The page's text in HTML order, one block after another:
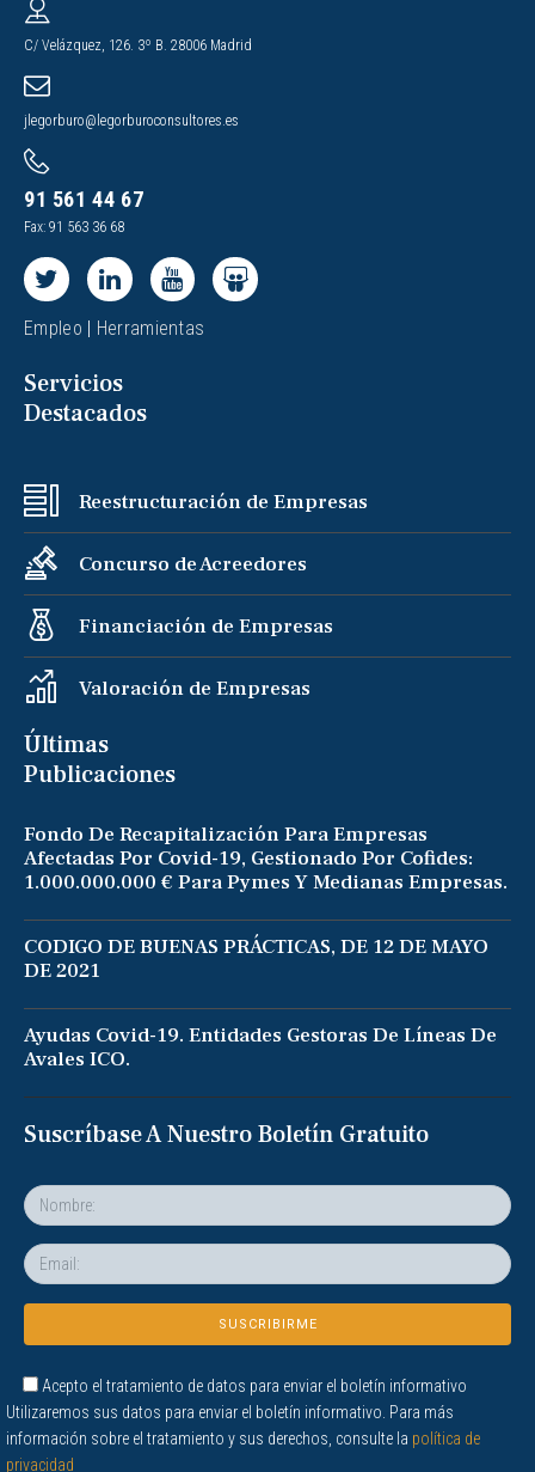
C/ Velázquez, 126. 3º B. 28006 Madrid
jlegorburo@legorburoconsultores.es
91 561 44 67
Fax: 91 563 36 68
Empleo Herramientas
Servicios
Destacados
Reestructuración de Empresas
Concurso de Acreedores
Financiación de Empresas
Valoración de Empresas
Últimas
Publicaciones
Fondo De Recapitalización Para Empresas
Afectadas Por Covid-19, Gestionado Por Cofides:
1.000.000.000 € Para Pymes Y Medianas Empresas.
CODIGO DE BUENAS PRÁCTICAS, DE 12 DE MAYO
DE 2021
Ayudas Covid-19. Entidades Gestoras De Líneas De
Avales ICO.
Suscríbase A Nuestro Boletín Gratuito
Acepto el tratamiento de datos para enviar el boletín informativo
Utilizaremos sus datos para enviar el boletín informativo. Para más
información sobre el tratamiento y sus derechos, consulte la política de
privacidad